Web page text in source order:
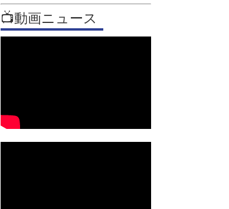
📺動画ニュース